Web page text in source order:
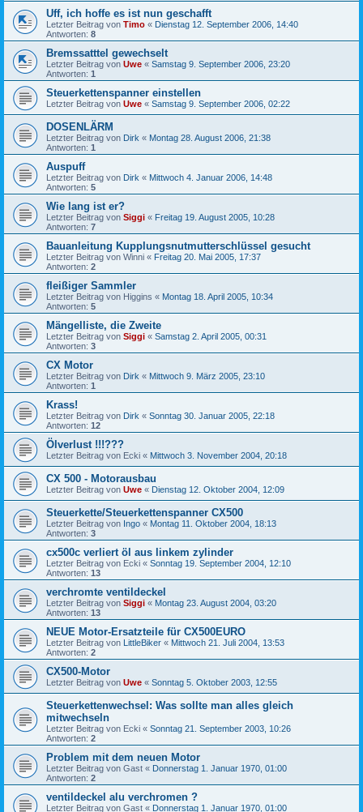
Uff, ich hoffe es ist nun geschafft
Letzter Beitrag von Timo « Dienstag 12. September 2006, 14:40
Antworten: 8
Bremssatttel gewechselt
Letzter Beitrag von Uwe « Samstag 9. September 2006, 23:20
Antworten: 1
Steuerkettenspanner einstellen
Letzter Beitrag von Uwe « Samstag 9. September 2006, 02:22
DOSENLÄRM
Letzter Beitrag von Dirk « Montag 28. August 2006, 21:38
Antworten: 1
Auspuff
Letzter Beitrag von Dirk « Mittwoch 4. Januar 2006, 14:48
Antworten: 5
Wie lang ist er?
Letzter Beitrag von Siggi « Freitag 19. August 2005, 10:28
Antworten: 7
Bauanleitung Kupplungsnutmutterschlüssel gesucht
Letzter Beitrag von Winni « Freitag 20. Mai 2005, 17:37
Antworten: 2
fleißiger Sammler
Letzter Beitrag von Higgins « Montag 18. April 2005, 10:34
Antworten: 5
Mängelliste, die Zweite
Letzter Beitrag von Siggi « Samstag 2. April 2005, 00:31
Antworten: 3
CX Motor
Letzter Beitrag von Dirk « Mittwoch 9. März 2005, 23:10
Antworten: 1
Krass!
Letzter Beitrag von Dirk « Sonntag 30. Januar 2005, 22:18
Antworten: 12
Ölverlust !!!???
Letzter Beitrag von Ecki « Mittwoch 3. November 2004, 20:18
CX 500 - Motorausbau
Letzter Beitrag von Uwe « Dienstag 12. Oktober 2004, 12:09
Steuerkette/Steuerkettenspanner CX500
Letzter Beitrag von Ingo « Montag 11. Oktober 2004, 18:13
Antworten: 3
cx500c verliert öl aus linkem zylinder
Letzter Beitrag von Ecki « Sonntag 19. September 2004, 12:10
Antworten: 13
verchromte ventildeckel
Letzter Beitrag von Siggi « Montag 23. August 2004, 03:20
Antworten: 13
NEUE Motor-Ersatzteile für CX500EURO
Letzter Beitrag von LittleBiker « Mittwoch 21. Juli 2004, 13:53
Antworten: 2
CX500-Motor
Letzter Beitrag von Uwe « Sonntag 5. Oktober 2003, 12:55
Steuerkettenwechsel: Was sollte man alles gleich
mitwechseln
Letzter Beitrag von Ecki « Sonntag 21. September 2003, 10:26
Antworten: 2
Problem mit dem neuen Motor
Letzter Beitrag von Gast « Donnerstag 1. Januar 1970, 01:00
Antworten: 2
ventildeckel alu verchromen ?
Letzter Beitrag von Gast « Donnerstag 1. Januar 1970, 01:00